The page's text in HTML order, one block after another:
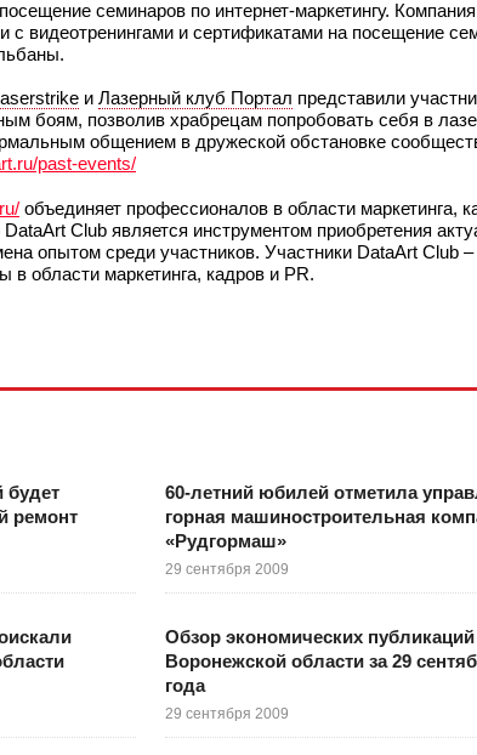
семинаров по интернет-маркетингу.
с видеотренингами и сертификатами на посещение
и Лазерный клуб Портал представили
боям, позволив храбрецам попробовать себя в
общением в дружеской обстановке
past-events/
объединяет профессионалов в области маркетинга,
Club является инструментом приобретения
опытом среди участников. Участники DataArt
в области маркетинга, кадров и PR.
будет
ремонт
60-летний юбилей отметила
горная машиностроительная
«Рудгормаш»
29 сентября 2009
Обзор экономических
Воронежской области за 29
года
29 сентября 2009